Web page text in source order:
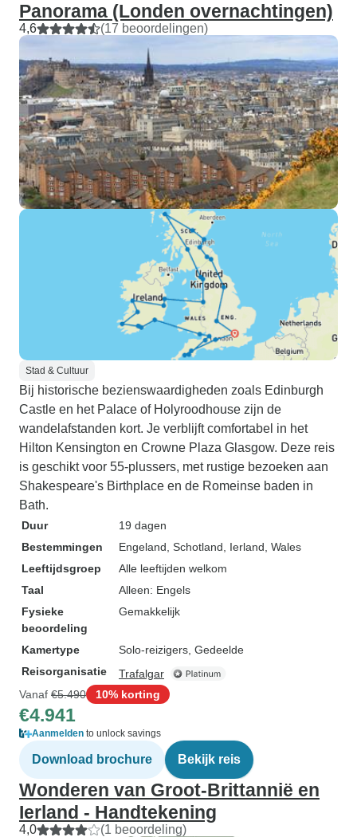
Panorama (Londen overnachtingen)
4,6 (17 beoordelingen)
Stad & Cultuur
Bij historische bezienswaardigheden zoals Edinburgh
Castle en het Palace of Holyroodhouse zijn de
wandelafstanden kort. Je verblijft comfortabel in het
Hilton Kensington en Crowne Plaza Glasgow. Deze reis
is geschikt voor 55-plussers, met rustige bezoeken aan
Shakespeare's Birthplace en de Romeinse baden in
Bath.
Duur
19 dagen
Bestemmingen
Engeland , Schotland , Ierland , Wales
Leeftijdsgroep
Alle leeftijden welkom
Taal
Alleen: Engels
Fysieke
beoordeling
Gemakkelijk
Kamertype
Solo-reizigers, Gedeelde
Reisorganisatie
Trafalgar
Vanaf €5.490 10% korting
€4.941
Aanmelden to unlock savings
Download brochure Bekijk reis
Wonderen van Groot-Brittannië en
Ierland - Handtekening
4,0 (1 beoordeling)